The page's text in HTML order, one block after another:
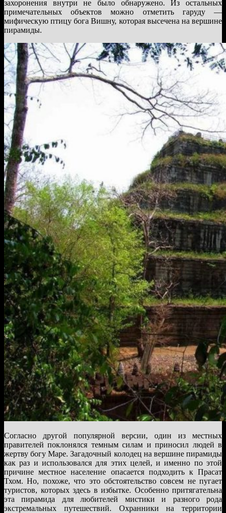
захоронения внутри не было обнаружено. Из остальных
примечательных объектов можно отметить гаруду —
мифическую птицу бога Вишну, которая высечена на вершине
пирамиды.
Согласно другой популярной версии, один из местных
правителей поклонялся темным силам и приносил людей в
жертву богу Маре. Загадочный колодец на вершине пирамиды
как раз и использовался для этих целей, и именно по этой
причине местное население опасается подходить к Прасат
Тхом. Но, похоже, что это обстоятельство совсем не пугает
туристов, которых здесь в избытке. Особенно притягательна
эта пирамида для любителей мистики и разного рода
экстремальных путешествий. Охранники на территории